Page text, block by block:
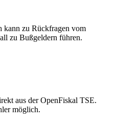
kann zu Rückfragen vom
zu Bußgeldern führen.
aus der OpenFiskal TSE.
möglich.